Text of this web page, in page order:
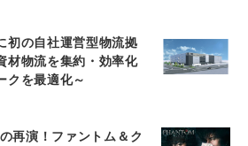
初の自社運営型物流拠
材物流を集約・効率化
クを最適化～
再演！ファントム＆ク